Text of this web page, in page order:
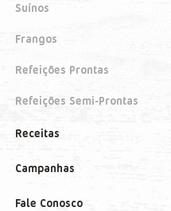
Suínos
Frangos
Refeições Prontas
Refeições Semi-Prontas
Receitas
Campanhas
Fale Conosco